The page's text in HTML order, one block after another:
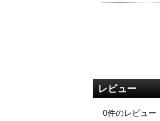
レビュー
0件のレビュー